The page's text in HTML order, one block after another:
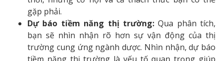
gặp phải.
Dự báo tiềm năng thị trường:Qua phân tích,
bạn sẽ nhìn nhận rõ hơn sự vận động của thị
trường cung ứng ngành dược. Nhìn nhận, dự báo